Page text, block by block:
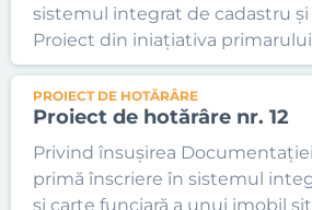
sistemul integrat de cadastru și
Proiect din iniațiativa
PROIECT DE HOTĂRÂRE
Proiect de hotărâre nr. 12
Privind însușirea
primă înscriere în sistemul
și carte funciară a unui imobil